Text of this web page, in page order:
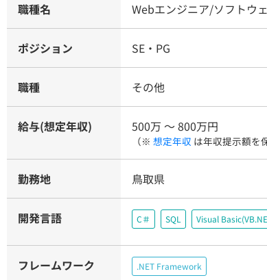
職種名 Webエンジニア/ソフトウ
ポジション SE・PG
職種 その他
給与(想定年収) 500万 〜 800万円
（※ 想定年収 は年収提示額を
勤務地 鳥取県
開発言語 C＃ SQL Visual
フレームワーク .NET Framework